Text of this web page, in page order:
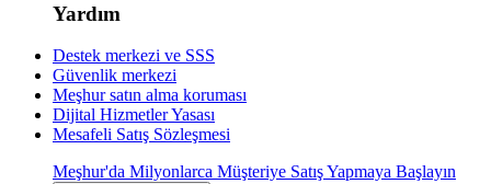
Yardım
Destek merkezi ve SSS
Güvenlik merkezi
Meşhur satın alma koruması
Dijital Hizmetler Yasası
Mesafeli Satış Sözleşmesi
Meşhur'da Milyonlarca Müşteriye Satış Yapmaya Başlayın